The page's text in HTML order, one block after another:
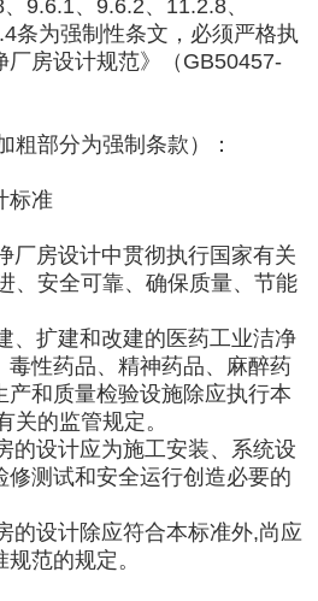
9.6.1、9.6.2、11.2.8、
条为强制性条文，必须严格执
厂房设计规范》（GB50457-
粗部分为强制条款）：
标准
厂房设计中贯彻执行国家有关
、安全可靠、确保质量、节能
、扩建和改建的医药工业洁净
毒性药品、精神药品、麻醉药
产和质量检验设施除应执行本
关的监管规定。
的设计应为施工安装、系统设
修测试和安全运行创造必要的
的设计除应符合本标准外,尚应
范的规定。